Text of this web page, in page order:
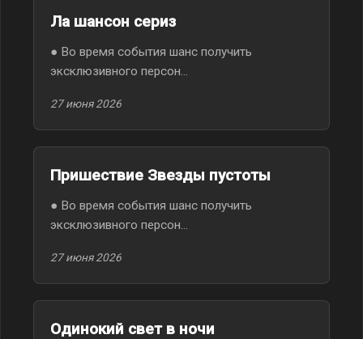
Ла шансон сериз
● Во время события шанс получить
эксклюзивного персон...
27 июня 2026
Пришествие Звезды пустоты
● Во время события шанс получить
эксклюзивного персон...
27 июня 2026
Одинокий свет в ночи